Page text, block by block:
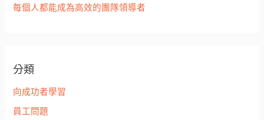
每個人都能成為高效的團隊領導者
分類
向成功者學習
員工問題